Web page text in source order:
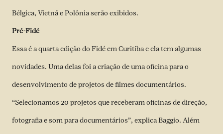
Bélgica, Vietnã e Polônia serão exibidos.
Pré-Fidé
Essa é a quarta edição do Fidé em Curitiba e ela tem algumas
novidades. Uma delas foi a criação de uma oficina para o
desenvolvimento de projetos de filmes documentários.
“Selecionamos 20 projetos que receberam oficinas de direção,
fotografia e som para documentários”, explica Baggio. Além